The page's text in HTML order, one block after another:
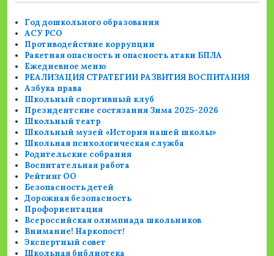
Год дошкольного образования
АСУ РСО
Противодействие коррупции
Ракетная опасность и опасность атаки БПЛА
Ежедневное меню
РЕАЛИЗАЦИЯ СТРАТЕГИИ РАЗВИТИЯ ВОСПИТАНИЯ
Азбука права
Школьный спортивный клуб
Президентские состязания Зима 2025-2026
Школьный театр
Школьный музей «История нашей школы»
Школьная психологическая служба
Родительские собрания
Воспитательная работа
Рейтинг ОО
Безопасность детей
Дорожная безопасность
Профориентация
Всероссийская олимпиада школьников
Внимание! Наркопост!
Экспертный совет
Школьная библиотека